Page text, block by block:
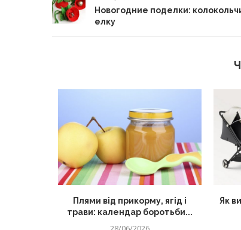
Новогодние поделки:
елку
Плями від прикорму, ягід і
трави: календар боротьби...
Як